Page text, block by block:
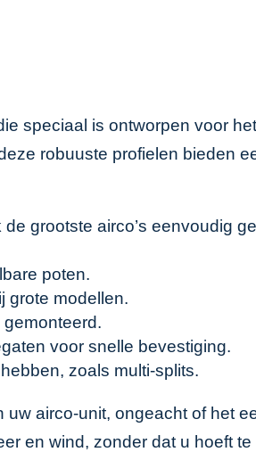
speciaal is ontworpen voor
robuuste profielen bieden
grootste airco’s eenvoudig
poten.
grote modellen.
voor snelle bevestiging.
zoals multi-splits.
airco-unit, ongeacht of het
en wind, zonder dat u hoeft